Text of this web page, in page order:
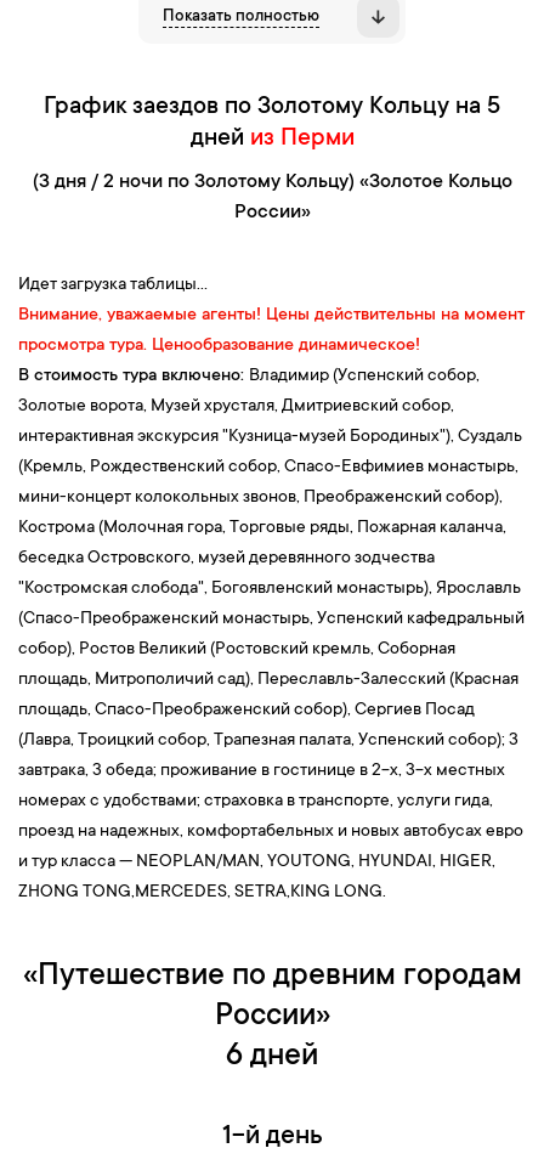
Алексей Бородин расскажет об истории кузнечного дела на
настоящий кузнечный инструмент мастеров.
Обзорная экскурсия по Владимиру— городу, который был
посетите памятники архитектуры, сохранившиеся с XII века.
Визуальный осмотр Успенского собора
основан еще в 1158 году сыном Юрия Долгорукого Андреем
Боголюбским. Это один из немногих храмов, в котором
сохранились уникальные фрески знаменитого иконописца
Андрея Рублева, а также чуть ли не единственный храм,
сохранившийся со времен домонгольской Руси. Успенский
собор занесен в список Всемирного наследия ЮНЕСКО.
Визуальный осмотрДмитриевского собора, потрясающего
шедевра архитектуры XII века. Одни только стены этого храма
можно рассматривать бесконечно долго — здесь изображены
сцены из греческой, римской, русской мифологии, а также
святые, герои легенд и сказаний, необычные животные и
растения и многое-многое другое. Все это представляет собой
реальный и выдуманный мир в миниатюре. Далее вы увидите
еще один шедевр древнерусской архитектуры —Золотые
ворота. Памятник, построенный в 1164 году, в данный момент
также внесен в список Всемирного наследия ЮНЕСКО. По
результатам исследований русских историков, ворота не имеют
аналогов в России и Западной Европе. Дело в том, что
башенные сооружения использовали только для обороны, а
Владимирские Золотые ворота помимо этого предназначались
еще и как триумфальные, и служили парадным въездом в город.
церковь.
10:00 — Посещение Музея хрусталя и лаковой миниатюры
музей «Старый Владимир». Старый Владимир
единственный музей в России, который находится в здании
1970-х годах уже была перестроена в музей, который
Показать полностью
График заездов по Золотому Кольцу на 5
дней из Перми
(3 дня / 2 ночи по Золотому Кольцу) «Золотое Кольцо
России»
Идет загрузка таблицы...
Внимание, уважаемые агенты! Цены действительны на момент
просмотра тура. Ценообразование динамическое!
В стоимость тура включено: Владимир (Успенский собор,
Золотые ворота, Музей хрусталя, Дмитриевский собор,
интерактивная экскурсия "Кузница-музей Бородиных"), Суздаль
(Кремль, Рождественский собор, Спасо-Евфимиев монастырь,
мини-концерт колокольных звонов, Преображенский собор),
Кострома (Молочная гора, Торговые ряды, Пожарная каланча,
беседка Островского, музей деревянного зодчества
"Костромская слобода", Богоявленский монастырь), Ярославль
(Спасо-Преображенский монастырь, Успенский кафедральный
собор), Ростов Великий (Ростовский кремль, Соборная
площадь, Митрополичий сад), Переславль-Залесский (Красная
площадь, Спасо-Преображенский собор), Сергиев Посад
(Лавра, Троицкий собор, Трапезная палата, Успенский собор); 3
завтрака, 3 обеда; проживание в гостинице в 2-х, 3-х местных
номерах с удобствами; страховка в транспорте, услуги гида,
проезд на надежных, комфортабельных и новых автобусах евро
и тур класса — NEOPLAN/MAN, YOUTONG, HYUNDAI, НIGER,
ZHONG TONG,MERCEDES, SETRA,KING LONG.
«Путешествие по древним городам
России»
6 дней
1-й день